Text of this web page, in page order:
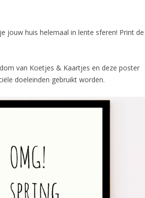
jouw huis helemaal in lente sferen! Print de
van Koetjes & Kaartjes en deze poster
doeleinden gebruikt worden.